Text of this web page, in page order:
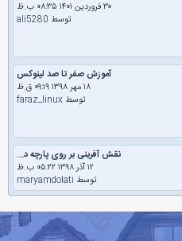
۳۰ فروردین ۱۴۰۱ ۰۸:۳۵ ب.ظ
توسط ali5280
آموزش صفر تا صد لینوکس
۱۸ مهر ۱۳۹۸ ۰۹:۱۹ ق.ظ
توسط faraz_linux
نقش آفرینی بر روی پارچه د...
۱۲ آذر ۱۳۹۸ ۰۵:۲۲ ب.ظ
توسط maryamdolati